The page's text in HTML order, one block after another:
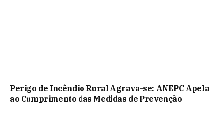
Perigo de Incêndio Rural Agrava-se: ANEPC Apela
ao Cumprimento das Medidas de Prevenção